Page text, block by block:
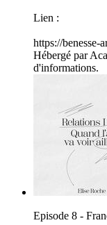
Lien :
https://benesse-
Hébergé par
d'informations.
Episode 8 -